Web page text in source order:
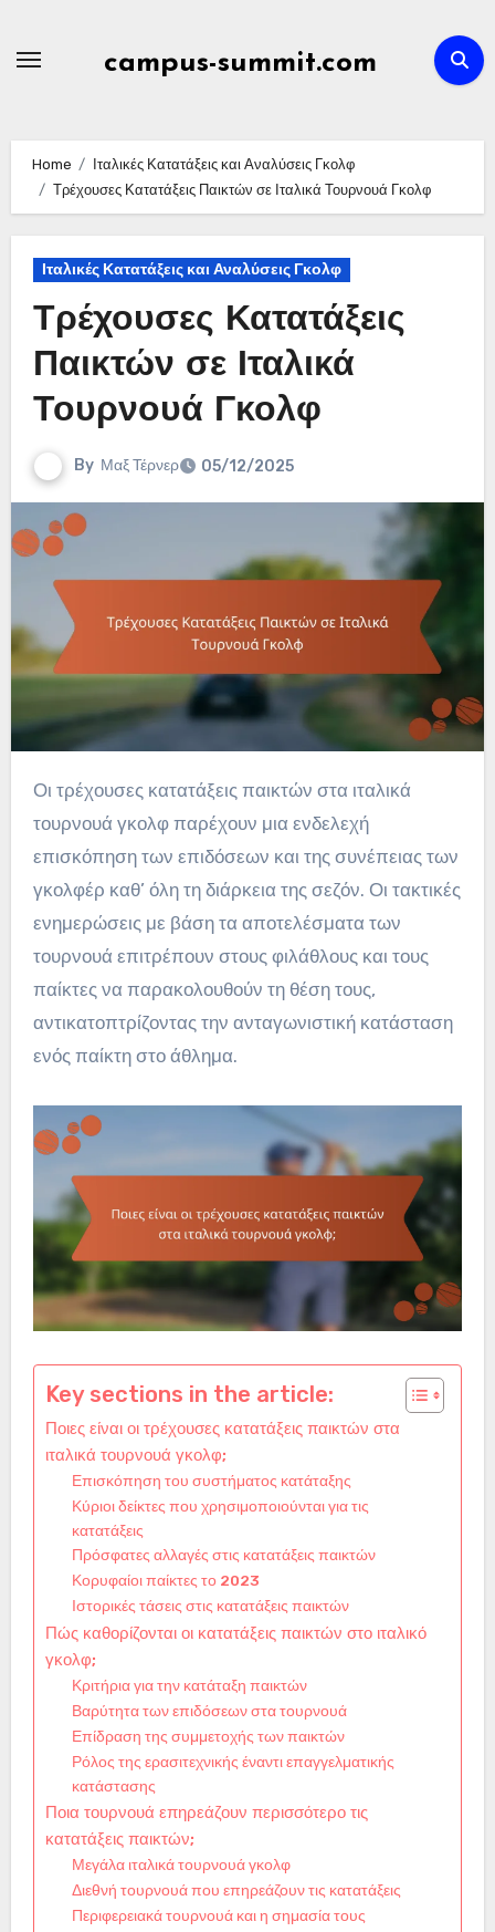
campus-summit.com
Home
Ιταλικές Κατατάξεις και Αναλύσεις Γκολφ
Τρέχουσες Κατατάξεις Παικτών σε Ιταλικά Τουρνουά Γκολφ
Ιταλικές Κατατάξεις και Αναλύσεις Γκολφ
Τρέχουσες Κατατάξεις
Παικτών σε Ιταλικά
Τουρνουά Γκολφ
By Μαξ Τέρνερ 05/12/2025
Οι τρέχουσες κατατάξεις παικτών στα ιταλικά
τουρνουά γκολφ παρέχουν μια ενδελεχή
επισκόπηση των επιδόσεων και της συνέπειας των
γκολφέρ καθ’ όλη τη διάρκεια της σεζόν. Οι τακτικές
ενημερώσεις με βάση τα αποτελέσματα των
τουρνουά επιτρέπουν στους φιλάθλους και τους
παίκτες να παρακολουθούν τη θέση τους,
αντικατοπτρίζοντας την ανταγωνιστική κατάσταση
ενός παίκτη στο άθλημα.
Key sections in the article:
Ποιες είναι οι τρέχουσες κατατάξεις παικτών στα
ιταλικά τουρνουά γκολφ;
Επισκόπηση του συστήματος κατάταξης
Κύριοι δείκτες που χρησιμοποιούνται για τις
κατατάξεις
Πρόσφατες αλλαγές στις κατατάξεις παικτών
Κορυφαίοι παίκτες το 2023
Ιστορικές τάσεις στις κατατάξεις παικτών
Πώς καθορίζονται οι κατατάξεις παικτών στο ιταλικό
γκολφ;
Κριτήρια για την κατάταξη παικτών
Βαρύτητα των επιδόσεων στα τουρνουά
Επίδραση της συμμετοχής των παικτών
Ρόλος της ερασιτεχνικής έναντι επαγγελματικής
κατάστασης
Ποια τουρνουά επηρεάζουν περισσότερο τις
κατατάξεις παικτών;
Μεγάλα ιταλικά τουρνουά γκολφ
Διεθνή τουρνουά που επηρεάζουν τις κατατάξεις
Περιφερειακά τουρνουά και η σημασία τους